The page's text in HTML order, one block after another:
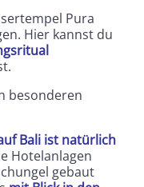
Pura
Hier kannst du
besonderen
Bali ist natürlich
Hotelanlagen
gebaut